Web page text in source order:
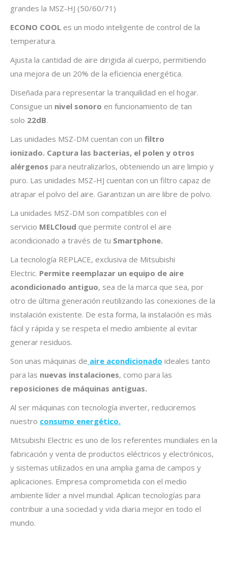
grandes la MSZ-HJ (50/60/71)
ECONO COOL es un modo inteligente de control de la
temperatura.
Ajusta la cantidad de aire dirigida al cuerpo, permitiendo
una mejora de un 20% de la eficiencia energética.
Diseñada para representar la tranquilidad en el hogar.
Consigue un nivel sonoro en funcionamiento de tan
solo 22dB.
Las unidades MSZ-DM cuentan con un filtro
ionizado. Captura las bacterias, el polen y otros
alérgenos para neutralizarlos, obteniendo un aire limpio y
puro. Las unidades MSZ-HJ cuentan con un filtro capaz de
atrapar el polvo del aire. Garantizan un aire libre de polvo.
La unidades MSZ-DM son compatibles con el
servicio MELCloud que permite control el aire
acondicionado a través de tu Smartphone.
La tecnología REPLACE, exclusiva de Mitsubishi
Electric. Permite reemplazar un equipo de aire
acondicionado antiguo, sea de la marca que sea, por
otro de última generación reutilizando las conexiones de la
instalación existente. De esta forma, la instalación es más
fácil y rápida y se respeta el medio ambiente al evitar
generar residuos.
Son unas máquinas de aire acondicionado ideales tanto
para las nuevas instalaciones, como para las
reposiciones de máquinas antiguas.
Al ser máquinas con tecnología inverter, reduciremos
nuestro consumo energético.
Mitsubishi Electric es uno de los referentes mundiales en la
fabricación y venta de productos eléctricos y electrónicos,
y sistemas utilizados en una amplia gama de campos y
aplicaciones. Empresa comprometida con el medio
ambiente líder a nivel mundial. Aplican tecnologías para
contribuir a una sociedad y vida diaria mejor en todo el
mundo.